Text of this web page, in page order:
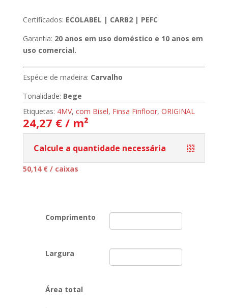
Certificados: ECOLABEL | CARB2 | PEFC
Garantia: 20 anos em uso doméstico e 10 anos em
uso comercial.
Espécie de madeira: Carvalho
Tonalidade: Bege
Etiquetas: 4MV, com Bisel, Finsa Finfloor, ORIGINAL
24,27 € / m²
Calcule a quantidade necessária
50,14 €/ caixas
Comprimento
Largura
Área total